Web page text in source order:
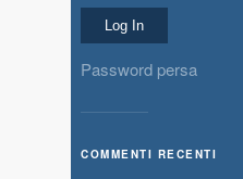
Password persa
COMMENTI RECENTI